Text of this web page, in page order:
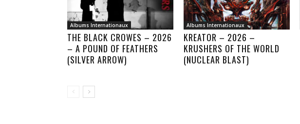
Albums Internationaux
THE BLACK CROWES – 2026
– A POUND OF FEATHERS
(SILVER ARROW)
Albums Internationaux
KREATOR – 2026 –
KRUSHERS OF THE WORLD
(NUCLEAR BLAST)